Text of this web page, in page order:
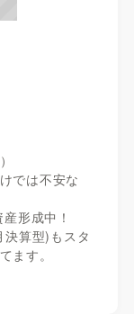
では不安な
形成中！
算型)もスタ
ます。